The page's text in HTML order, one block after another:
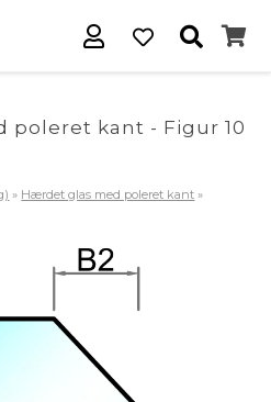
poleret kant - Figur 10
» Hærdet glas med poleret kant »